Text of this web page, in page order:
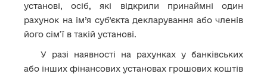
установі, осіб, які відкрили принаймні один
рахунок на ім’я суб’єкта декларування або членів
його сім’ї в такій установі.
У разі наявності на рахунках у банківських
або інших фінансових установах грошових коштів